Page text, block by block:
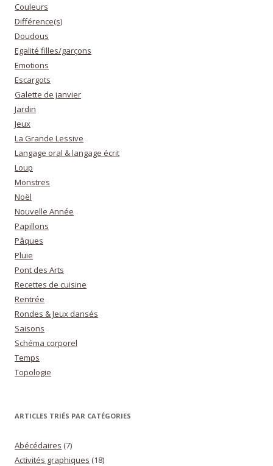
Couleurs
Différence(s)
Doudous
Egalité filles/garçons
Emotions
Escargots
Galette de janvier
Jardin
Jeux
La Grande Lessive
Langage oral & langage écrit
Loup
Monstres
Noël
Nouvelle Année
Papillons
Pâques
Pluie
Pont des Arts
Recettes de cuisine
Rentrée
Rondes & Jeux dansés
Saisons
Schéma corporel
Temps
Topologie
ARTICLES TRIÉS PAR CATÉGORIES
Abécédaires (7)
Activités graphiques (18)